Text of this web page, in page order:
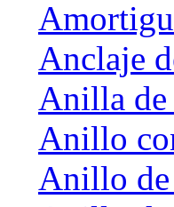
Anclaje
Anilla de
Anillo
Anillo de